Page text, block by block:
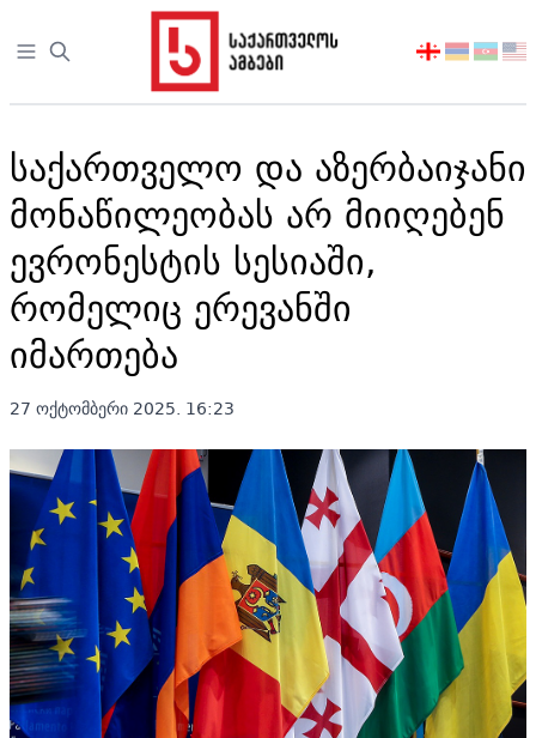
Open sidebar
აირჩიეთ
საქართველო და აზერბაიჯანი
მონაწილეობას არ მიიღებენ
ევრონესტის სესიაში,
რომელიც ერევანში
იმართება
27 ოქტომბერი 2025. 16:23